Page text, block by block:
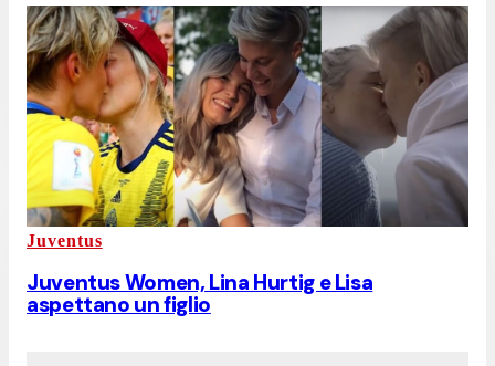
Juventus
Juventus Women, Lina Hurtig e Lisa
aspettano un figlio